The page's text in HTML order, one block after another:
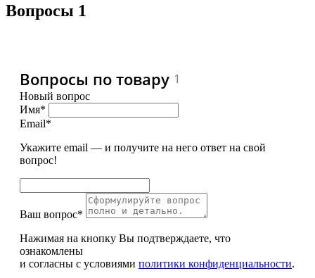
Вопросы 1
Вопросы по товару 1
Новый вопрос
Имя*
Email*
Укажите email — и получите на него ответ на свой
вопрос!
Ваш вопрос*
Нажимая на кнопку Вы подтверждаете, что
ознакомлены
и согласны с условиями политики конфиденциальности.